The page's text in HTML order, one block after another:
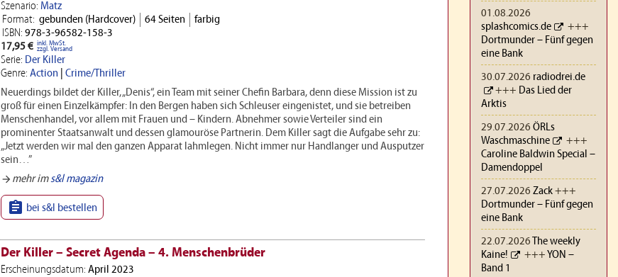
Szenario: Matz
Format: gebunden (Hardcover) 64 Seiten
farbig
ISBN: 978-3-96582-158-3
17,95 € inkl. MwSt.
zzgl. Versand
Serie: Der Killer
Genre: Action
Crime/Thriller
Neuerdings bildet der Killer, „Denis“, ein Team mit seiner Chefin Barbara, denn diese Mission ist zu
groß für einen Einzelkämpfer: In den Bergen haben sich Schleuser eingenistet, und sie betreiben
Menschenhandel, vor allem mit Frauen und – Kindern. Abnehmer sowie Verteiler sind ein
prominenter Staatsanwalt und dessen glamouröse Partnerin. Dem Killer sagt die Aufgabe sehr zu:
„Jetzt werden wir mal den ganzen Apparat lahmlegen. Nicht immer nur Handlanger und Ausputzer
sein…”
arrow_forward mehr ims&l magazin
 bei s&l bestellen
Der Killer – Secret Agenda – 4. Menschenbrüder
Erscheinungsdatum: April 2023
01.08.2026
splashcomics.de
+++
Dortmunder – Fünf gegen
eine Bank
30.07.2026 radiodrei.de
+++ Das Lied der
Arktis
29.07.2026 ÖRLs
Waschmaschine
+++
Caroline Baldwin Special –
Damendoppel
27.07.2026 Zack+++
Dortmunder – Fünf gegen
eine Bank
22.07.2026The weekly
Kaine!
+++YON –
Band 1